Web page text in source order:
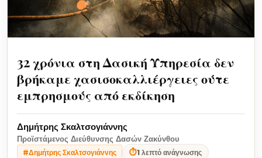
32 χρόνια στη Δασική Υπηρεσία δεν
βρήκαμε χασισοκαλλιέργειες ούτε
εμπρησμούς από εκδίκηση
Δημήτρης Σκαλτσογιάννης
Προϊστάμενος Διεύθυνσης Δασών Ζακύνθου
#Δημήτρης Σκαλτσογιάννης ⏱1 λεπτό ανάγνωσης